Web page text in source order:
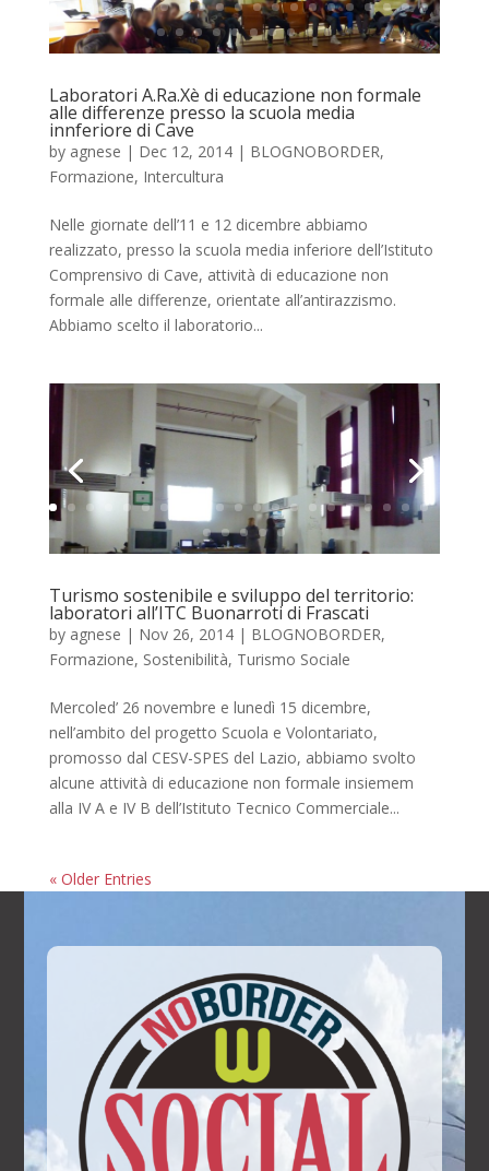
Laboratori A.Ra.Xè di educazione non formale
alle differenze presso la scuola media
innferiore di Cave
by agnese | Dec 12, 2014| BLOGNOBORDER,
Formazione, Intercultura
Nelle giornate dell’11 e 12 dicembre abbiamo
realizzato, presso la scuola media inferiore dell’Istituto
Comprensivo di Cave, attività di educazione non
formale alle differenze, orientate all’antirazzismo.
Abbiamo scelto il laboratorio...
Turismo sostenibile e sviluppo del territorio:
laboratori all’ITC Buonarroti di Frascati
by agnese | Nov 26, 2014| BLOGNOBORDER,
Formazione, Sostenibilità, Turismo Sociale
Mercoled’ 26 novembre e lunedì 15 dicembre,
nell’ambito del progetto Scuola e Volontariato,
promosso dal CESV-SPES del Lazio, abbiamo svolto
alcune attività di educazione non formale insiemem
alla IV A e IV B dell’Istituto Tecnico Commerciale...
« Older Entries